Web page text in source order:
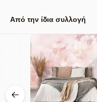
Από την ίδια συλλογή